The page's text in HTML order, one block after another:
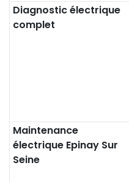
Diagnostic électrique
complet
Maintenance
électrique Epinay Sur
Seine